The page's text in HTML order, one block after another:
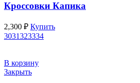
Кроссовки Капика
2,300 ₽ Купить
3031323334
В корзину
Закрыть